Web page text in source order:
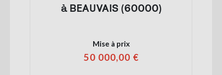
à BEAUVAIS (60000)
Mise à prix
50 000,00 €